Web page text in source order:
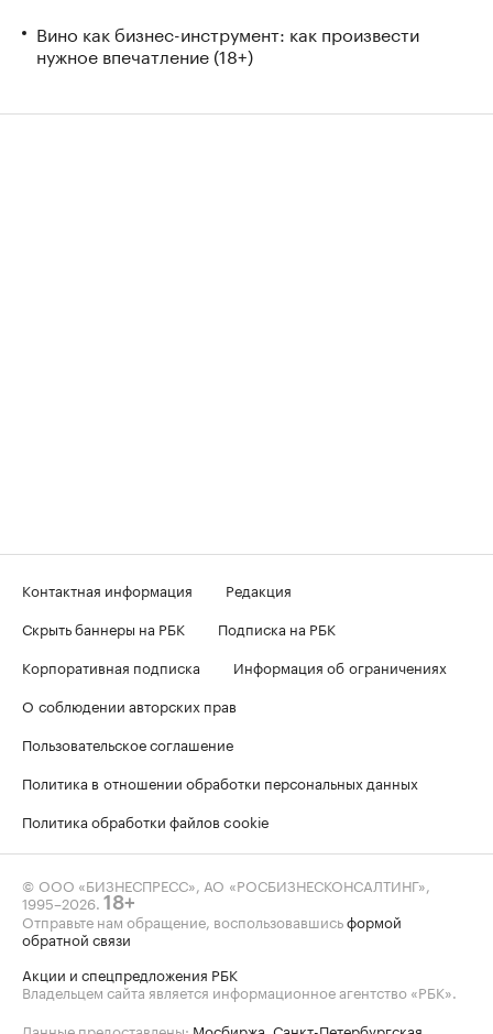
Вино как бизнес-инструмент: как произвести
нужное впечатление (18+)
Контактная информация
Редакция
Скрыть баннеры на РБК
Подписка на РБК
Корпоративная подписка
Информация об ограничениях
О соблюдении авторских прав
Пользовательское соглашение
Политика в отношении обработки персональных данных
Политика обработки файлов cookie
© ООО «БИЗНЕСПРЕСС», АО «РОСБИЗНЕСКОНСАЛТИНГ»,
1995–2026 18+
Отправьте нам обращение, воспользовавшисьформой
обратной связи
Акции и спецпредложения РБК
Владельцем сайта является информационное агентство «РБК».
Данные предоставлены: Мосбиржа Санкт-Петербургская